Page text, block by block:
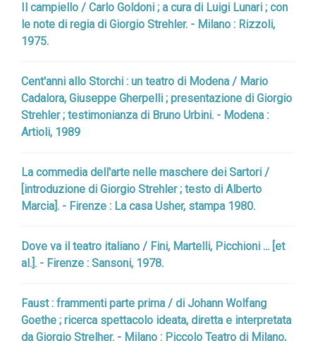
Il campiello / Carlo Goldoni ; a cura di Luigi Lunari ; con
le note di regia di Giorgio Strehler. - Milano : Rizzoli,
1975.
Cent'anni allo Storchi : un teatro di Modena / Mario
Cadalora, Giuseppe Gherpelli ; presentazione di Giorgio
Strehler ; testimonianza di Bruno Urbini. - Modena :
Artioli, 1989
La commedia dell'arte nelle maschere dei Sartori /
[introduzione di Giorgio Strehler ; testo di Alberto
Marcia]. - Firenze : La casa Usher, stampa 1980.
Dove va il teatro italiano / Fini, Martelli, Picchioni ... [et
al.]. - Firenze : Sansoni, 1978.
Faust : frammenti parte prima / di Johann Wolfang
Goethe ; ricerca spettacolo ideata, diretta e interpretata
da Giorgio Strelher. - Milano : Piccolo Teatro di Milano,